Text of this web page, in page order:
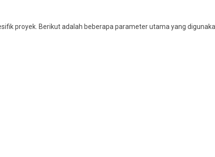
proyek. Berikut adalah beberapa parameter utama yang